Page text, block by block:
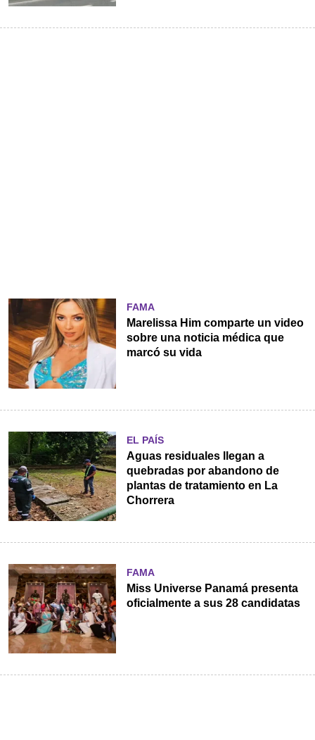
FAMA
Marelissa Him comparte un video
sobre una noticia médica que
marcó su vida
EL PAÍS
Aguas residuales llegan a
quebradas por abandono de
plantas de tratamiento en La
Chorrera
FAMA
Miss Universe Panamá presenta
oficialmente a sus 28 candidatas